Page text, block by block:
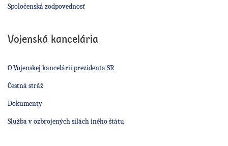
Spoločenská zodpovednosť
Vojenská kancelária
O Vojenskej kancelárii prezidenta SR
Čestná stráž
Dokumenty
Služba v ozbrojených silách iného štátu